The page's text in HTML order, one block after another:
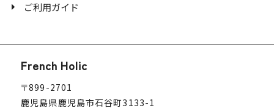
ご利用ガイド
French Holic
〒899-2701
鹿児島県鹿児島市石谷町3133-1